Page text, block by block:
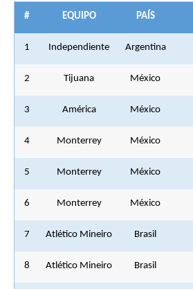
# EQUIPO PAÍS
1 Independiente Argentina
2 Tijuana México
3 América México
4 Monterrey México
5 Monterrey México
6 Monterrey México
7 Atlético Mineiro Brasil
8 Atlético Mineiro Brasil